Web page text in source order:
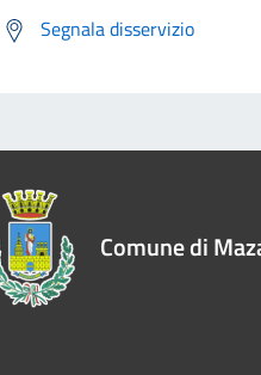
Segnala disservizio
Comune di